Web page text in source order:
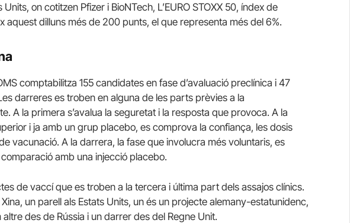
on cotitzen Pfizer i BioNTech, L’EURO STOXX 50, índex de
aquest dilluns més de 200 punts, el que representa més del 6%.
comptabilitza 155 candidates en fase d’avaluació preclínica i 47
darreres es troben en alguna de les parts prèvies a la
A la primera s’avalua la seguretat i la resposta que provoca. A la
i ja amb un grup placebo, es comprova la confiança, les dosis
vacunació. A la darrera, la fase que involucra més voluntaris, es
amb una injecció placebo.
de vaccí que es troben a la tercera i última part dels assajos clínics.
un parell als Estats Units, un és un projecte alemany-estatunidenc,
des de Rússia i un darrer des del Regne Unit.